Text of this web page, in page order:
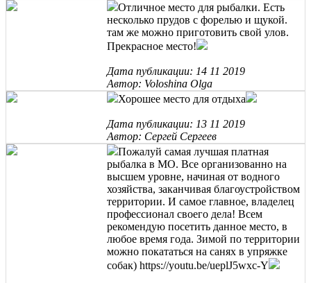
Отличное место для рыбалки. Есть
несколько прудов с форелью и щукой.
там же можно приготовить свой улов.
Прекрасное место!
Дата публикации: 14 11 2019
Автор: Voloshina Olga
Хорошее место для отдыха
Дата публикации: 13 11 2019
Автор: Сергей Сергеев
Пожалуй самая лучшая платная
рыбалка в МО. Все организованно на
высшем уровне, начиная от водного
хозяйства, заканчивая благоустройством
территории. И самое главное, владелец
профессионал своего дела! Всем
рекомендую посетить данное место, в
любое время года. Зимой по территории
можно покататься на санях в упряжке
собак) https://youtu.be/ueplJ5wxc-Y